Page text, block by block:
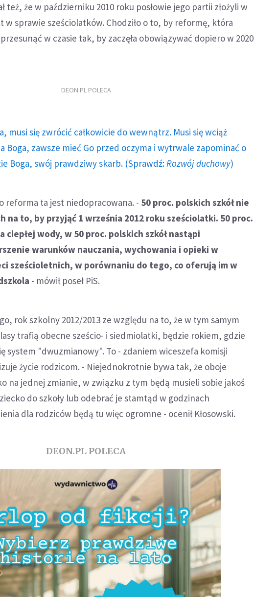
też, że w październiku 2010 roku posłowie jego partii złożyli w
w sprawie sześciolatków. Chodziło o to, by reformę, która
w czasie tak, by zaczęła obowiązywać dopiero w 2020
DEON.PL POLECA
musi się zwrócić całkowicie do wewnątrz. Musi się wciąż
Boga, zawsze mieć Go przed oczyma i wytrwale zapominać o
Boga, swój prawdziwy skarb. (Sprawdź: Rozwój duchowy)
reforma ta jest niedopracowana. - 50 proc. polskich szkół nie
na to, by przyjąć 1 września 2012 roku sześciolatki. 50 proc.
ciepłej wody, w 50 proc. polskich szkół nastąpi
warunków nauczania, wychowania i opieki w
sześcioletnich, w porównaniu do tego, co oferują im w
- mówił poseł PiS.
rok szkolny 2012/2013 ze względu na to, że w tym samym
trafią obecne sześcio- i siedmiolatki, będzie rokiem, gdzie
system "dwuzmianowy". To - zdaniem wiceszefa komisji
życie rodzicom. - Niejednokrotnie bywa tak, że oboje
na jednej zmianie, w związku z tym będą musieli sobie jakoś
do szkoły lub odebrać je stamtąd w godzinach
dla rodziców będą tu więc ogromne - ocenił Kłosowski.
DEON.PL POLECA